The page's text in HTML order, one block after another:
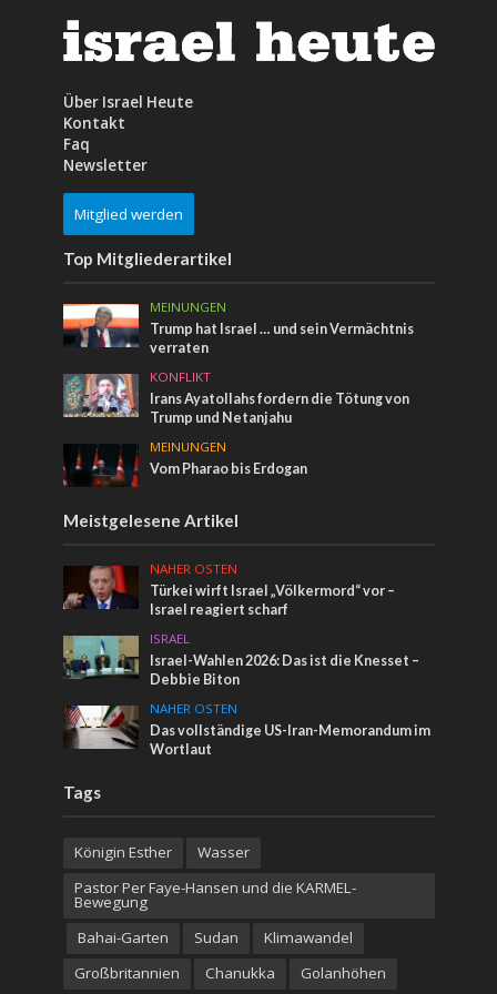
Über Israel Heute
Kontakt
Faq
Newsletter
Mitglied werden
Top Mitgliederartikel
MEINUNGEN
Trump hat Israel … und sein Vermächtnis
verraten
KONFLIKT
Irans Ayatollahs fordern die Tötung von
Trump und Netanjahu
MEINUNGEN
Vom Pharao bis Erdogan
Meistgelesene Artikel
NAHER OSTEN
Türkei wirft Israel „Völkermord“ vor –
Israel reagiert scharf
ISRAEL
Israel-Wahlen 2026: Das ist die Knesset –
Debbie Biton
NAHER OSTEN
Das vollständige US-Iran-Memorandum im
Wortlaut
Tags
Königin Esther
Wasser
Pastor Per Faye-Hansen und die KARMEL-
Bewegung
Bahai-Garten
Sudan
Klimawandel
Großbritannien
Chanukka Golanhöhen